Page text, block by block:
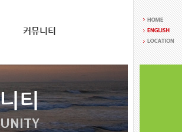
커뮤니티
티